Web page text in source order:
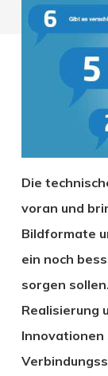
Die
voran und
Bildformate
ein noch
sorgen
Realisierung
Innovationen